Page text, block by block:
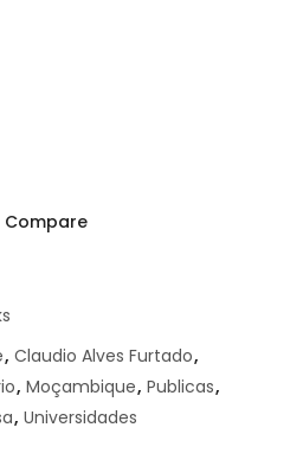
Angola, Moçambique e Cabo
Compare
, Claudio Alves Furtado,
, Moçambique, Publicas,
, Universidades